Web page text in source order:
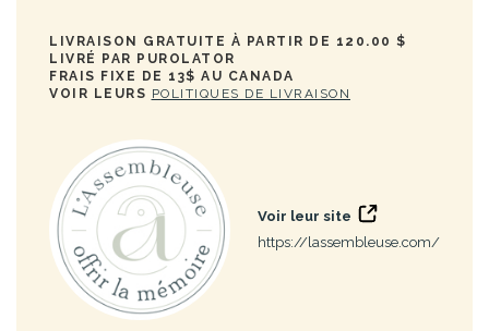
LIVRAISON GRATUITE À PARTIR DE 120.00 $
LIVRÉ PAR PUROLATOR
FRAIS FIXE DE 13$ AU CANADA
VOIR LEURS POLITIQUES DE LIVRAISON
Voir leur site
https://lassembleuse.com/